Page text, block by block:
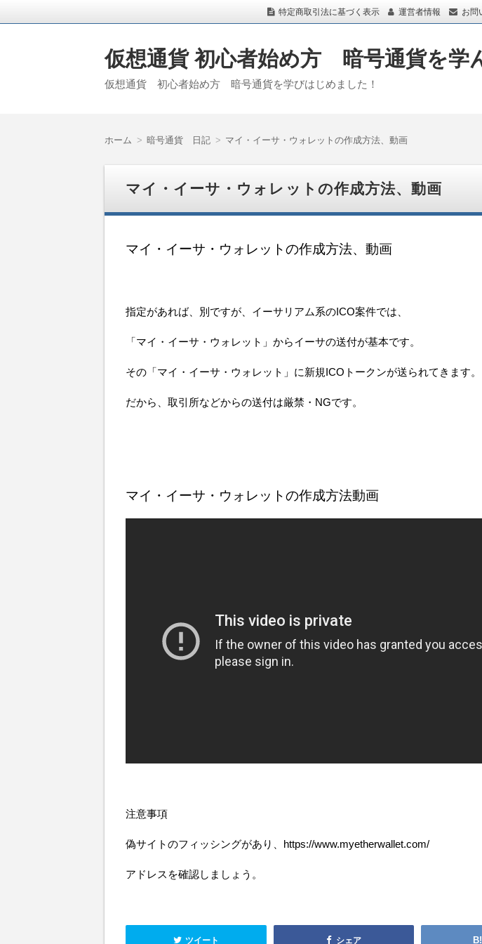
特定商取引法に基づく表示 運営者情報 お問
仮想通貨 初心者始め方 暗号通貨を学
仮想通貨 初心者始め方 暗号通貨を学びはじめました！
ホーム 暗号通貨 日記 マイ・イーサ・ウォレットの作成方法、動画
マイ・イーサ・ウォレットの作成方法、動画
マイ・イーサ・ウォレットの作成方法、動画
指定があれば、別ですが、イーサリアム系のICO案件では、
「マイ・イーサ・ウォレット」からイーサの送付が基本です。
その「マイ・イーサ・ウォレット」に新規ICOトークンが送られてきます。
だから、取引所などからの送付は厳禁・NGです。
マイ・イーサ・ウォレットの作成方法動画
注意事項
偽サイトのフィッシングがあり、https://www.myetherwallet.com/
アドレスを確認しましょう。
ツイート シェア